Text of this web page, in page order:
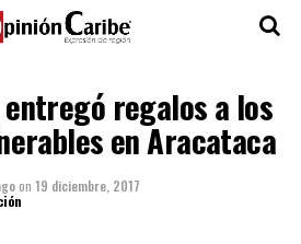
entregó regalos a los
en Aracataca
on 19 diciembre, 2017